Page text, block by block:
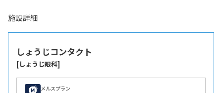
施設詳細
しょうじコンタクト
[しょうじ眼科]
メルスプラン